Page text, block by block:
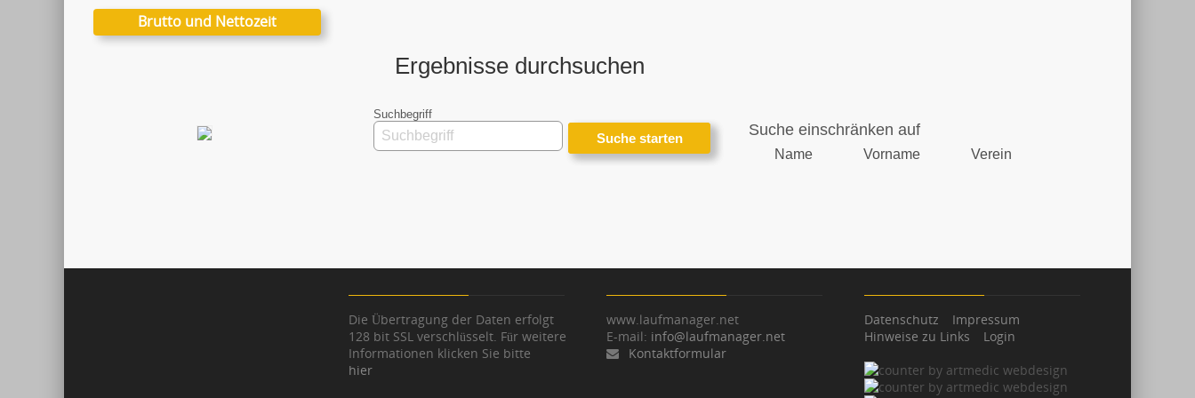
Brutto und Nettozeit
Ergebnisse durchsuchen
Suchbegriff
Suche einschränken auf
Name Vorname Verein
Die Übertragung der Daten erfolgt
128 bit SSL verschlüsselt. Für weitere
Informationen klicken Sie bitte
hier
www.laufmanager.net
E-mail: info@laufmanager.net
Kontaktformular
Datenschutz
Impressum
Hinweise zu Links
Login